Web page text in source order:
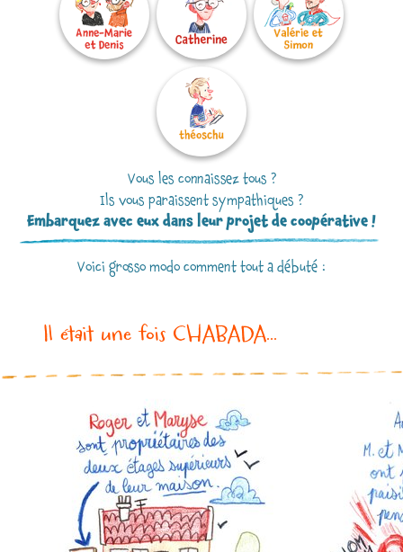
Vous les connaissez tous ?
Ils vous paraissent sympathiques ?
Embarquez avec eux dans leur projet de coopérative !
Voici grosso modo comment tout a débuté :
Il était une fois CHABADA...